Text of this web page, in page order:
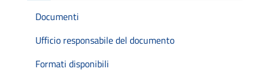
Documenti
Ufficio responsabile del documento
Formati disponibili